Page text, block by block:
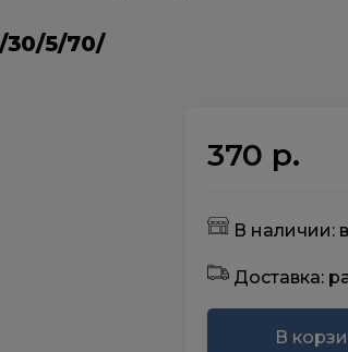
30/5/70/
370 р.
В наличии:
Доставка:
В